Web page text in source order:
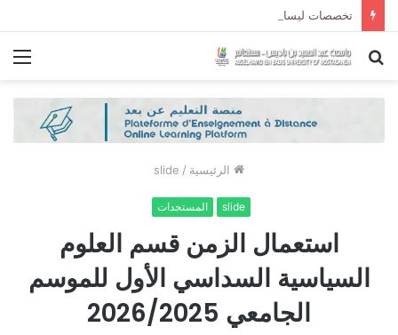
بحث
الرئيسية /
slide
slide المستجدات
استعمال الزمن قسم العلوم
السياسية السداسي الأول للموسم
الجامعي 2026/2025